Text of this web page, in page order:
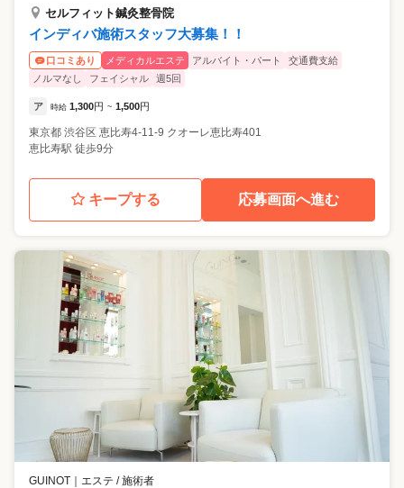
セルフィット鍼灸整骨院
インディバ施術スタッフ大募集！！
口コミあり メディカルエステ アルバイト・パート
交通費支給
ノルマなし
フェイシャル 週5回
ア 時給 1,300円 ~ 1,500円
東京都 渋谷区 恵比寿4-11-9 クオーレ恵比寿401
恵比寿駅 徒歩9分
キープする 応募画面へ進む
GUINOT ｜ エステ / 施術者